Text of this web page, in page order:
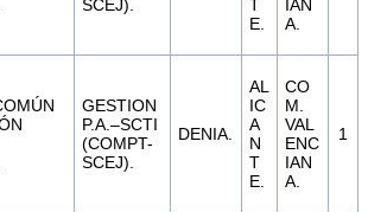
SCEJ).
T
E.
IAN
A.
GESTION
P.A.–SCTI
(COMPT-
SCEJ).
DENIA.
AL
IC
A
N
T
E.
CO
M.
VAL
ENC
IAN
A.
1